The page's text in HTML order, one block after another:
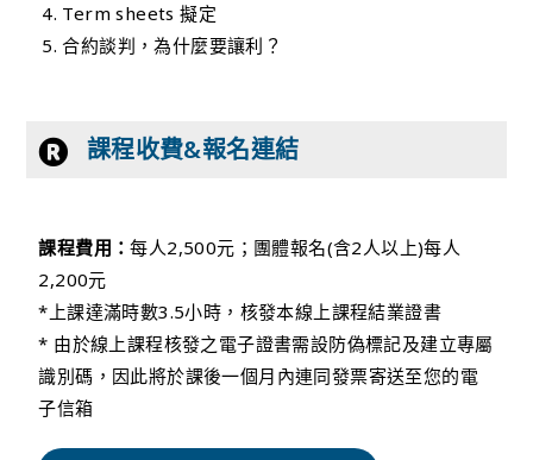
Term sheets 擬定
合約談判，為什麼要讓利？
課程收費&報名連結
課程費用：每人2,500元；團體報名(含2人以上)每人
2,200元
*上課達滿時數3.5小時，核發本線上課程結業證書
* 由於線上課程核發之電子證書需設防偽標記及建立專屬
識別碼，因此將於課後一個月內連同發票寄送至您的電
子信箱